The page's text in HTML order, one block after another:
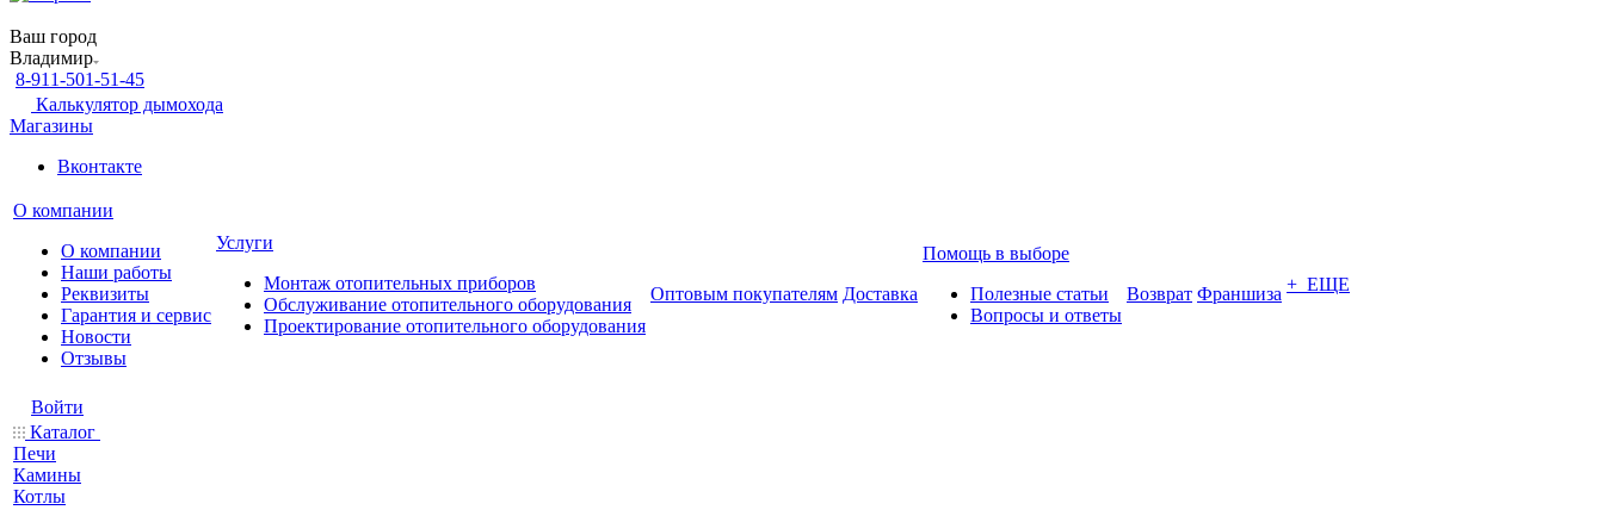
Ваш город
Владимир
8-911-501-51-45
Калькулятор дымохода
Магазины
Вконтакте
О компании
О компании
Наши работы
Реквизиты
Гарантия и сервис
Новости
Отзывы
Услуги
Монтаж отопительных приборов
Обслуживание отопительного оборудования
Проектирование отопительного оборудования
Оптовым покупателям Доставка
Помощь в выборе
Полезные статьи
Вопросы и ответы
Возврат Франшиза + ЕЩЕ
Войти
Каталог
Печи
Камины
Котлы